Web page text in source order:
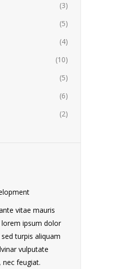
(3)
(5)
(4)
(10)
(5)
(6)
(2)
vitae mauris
ipsum dolor
turpis aliquam
vulputate
nec feugiat.